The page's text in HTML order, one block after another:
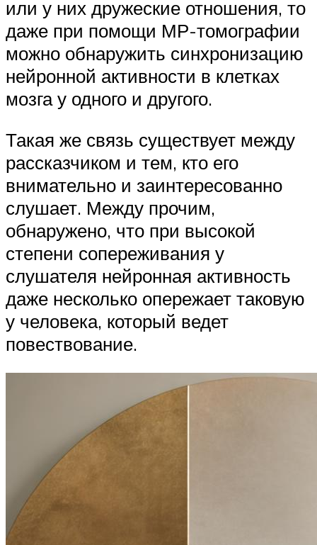
или у них дружеские отношения, то
даже при помощи МР-томографии
можно обнаружить синхронизацию
нейронной активности в клетках
мозга у одного и другого.
Такая же связь существует между
рассказчиком и тем, кто его
внимательно и заинтересованно
слушает. Между прочим,
обнаружено, что при высокой
степени сопереживания у
слушателя нейронная активность
даже несколько опережает таковую
у человека, который ведет
повествование.